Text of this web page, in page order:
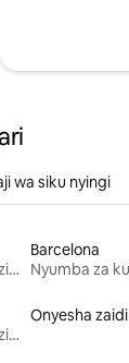
wa siku nyingi
Nyumba za kupanga kuanzia mwezi mmoja
Barcelona
Nyumba za kupanga kuanzia mwezi mmoja
Onyesha zaidi